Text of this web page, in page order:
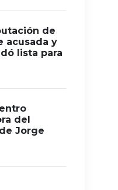
de
acusada y
lista para
del
Jorge